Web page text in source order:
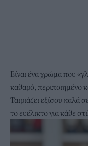
Είναι ένα χρώμα που
καθαρό, περιποιημένο
Ταιριάζει εξίσου καλά
το ευέλικτο για κάθε